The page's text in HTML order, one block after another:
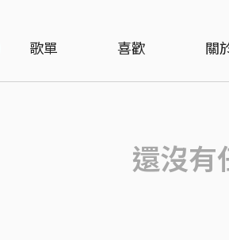
歌單 喜歡 關
還沒有